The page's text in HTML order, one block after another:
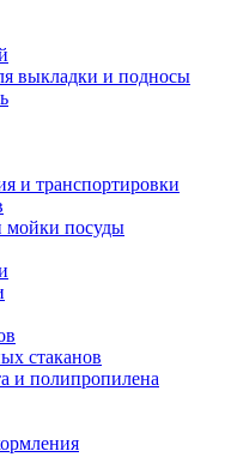
выкладки и подносы
и транспортировки
мойки посуды
стаканов
и полипропилена